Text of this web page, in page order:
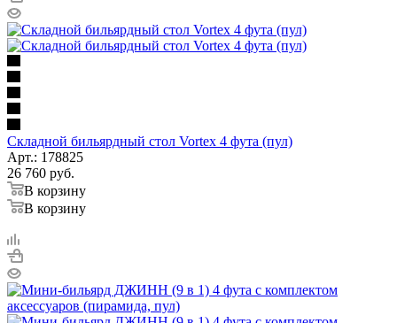
Складной бильярдный стол Vortex 4 фута (пул)
Арт.: 178825
26 760 руб.
В корзину
В корзину